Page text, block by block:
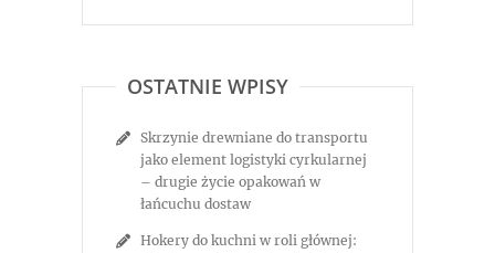
OSTATNIE WPISY
Skrzynie drewniane do transportu
jako element logistyki cyrkularnej
– drugie życie opakowań w
łańcuchu dostaw
Hokery do kuchni w roli głównej: